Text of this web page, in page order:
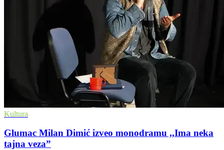
Kultura
Glumac Milan Dimić izveo monodramu ,,Ima neka
tajna veza”